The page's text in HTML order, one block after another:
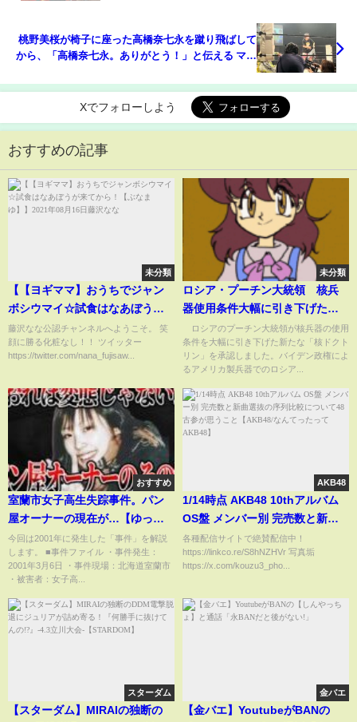
桃野美桜が椅子に座った高橋奈七永を蹴り飛ばして
から、「高橋奈七永。ありがとう！」と伝える マー
Xでフォローしよう
おすすめの記事
未分類
【【ヨギママ】おうちでジャン
ボシウマイ☆試食はなあぼうが
来てから！【ぶなまゆ】】2021
年08月16日藤沢なな
藤沢なな公認チャンネルへようこそ。 笑
顔に勝る化粧なし！！ ツイッター
https://twitter.com/nana_fujisaw...
未分類
ロシア・プーチン大統領 核兵
器使用条件大幅に引き下げた
「核ドクトリン」を承認(2024年
11月19日)
ロシアのプーチン大統領が核兵器の使用
条件を大幅に引き下げた新たな「核ドクト
リン」を承認しました。バイデン政権によ
るアメリカ製兵器でのロシア...
おすすめ
室蘭市女子高生失踪事件。パン
屋オーナーの現在が…【ゆっく
り解説】
今回は2001年に発生した「事件」を解説
します。 ■事件ファイル ・事件発生：
2001年3月6日 ・事件現場：北海道室蘭市
・被害者：女子高...
AKB48
1/14時点 AKB48 10thアルバム
OS盤 メンバー別 完売数と新曲
選抜の序列比較について48古参
が思うこと【AKB48/なんてった
ってAKB48】
各種配信サイトで絶賛配信中！
https://linkco.re/S8hNZHVr 写真垢
https://x.com/kouzu3_pho...
スターダム
【スターダム】MIRAIの独断の
金バエ
【金バエ】YoutubeがBANの